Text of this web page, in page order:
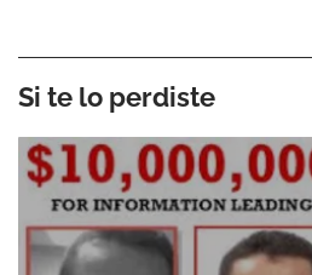
Si te lo perdiste